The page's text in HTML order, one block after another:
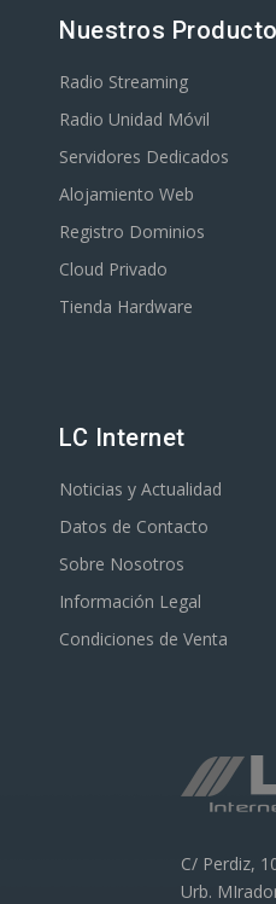
Nuestros
Radio Streaming
Radio Unidad Móvil
Servidores Dedicados
Alojamiento Web
Registro Dominios
Cloud Privado
Tienda Hardware
LC Internet
Noticias y Actualidad
Datos de Contacto
Sobre Nosotros
Información Legal
Condiciones de Venta
C/ Perdiz,
Urb.